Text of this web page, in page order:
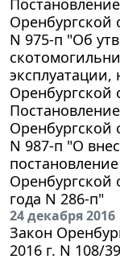
Оренбургской
N 975-п "Об
эксплуатации,
Оренбургской
Оренбургской
N 987-п "О
Оренбургской
года N 286-п"
24 декабря 2016
Закон
2016 г. N 108/